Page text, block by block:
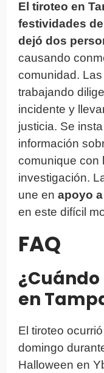
El tiroteo en
festividades
dejó dos
causando
comunidad.
trabajando
incidente y
justicia. Se
información
comunique con
investigación.
une en apoyo
en este difícil
FAQ
en
El tiroteo
domingo
Halloween en